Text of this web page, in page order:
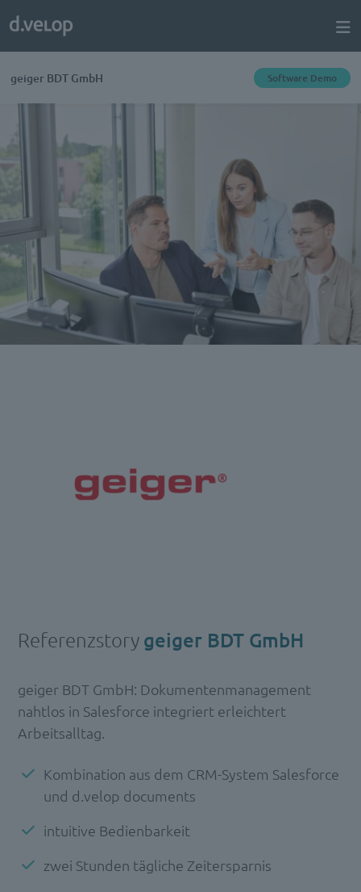
geiger BDT GmbH Software Demo
Referenzstory geiger BDT GmbH
geiger BDT GmbH: Dokumentenmanagement
nahtlos in Salesforce integriert erleichtert
Arbeitsalltag.
Kombination aus dem CRM-System Salesforce
und d.velop documents
intuitive Bedienbarkeit
zwei Stunden tägliche Zeitersparnis